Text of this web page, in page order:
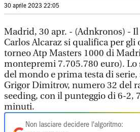
30 aprile 2023 22:05
Madrid, 30 apr. - (Adnkronos) -
Carlos Alcaraz si qualifica per
torneo Atp Masters 1000 di
montepremi 7.705.780 euro). Lo
del mondo e prima testa di
Grigor Dimitrov, numero 32 del
seeding, con il punteggio di 6-2,
minuti.
Non lasciare decidere l'algoritmo: